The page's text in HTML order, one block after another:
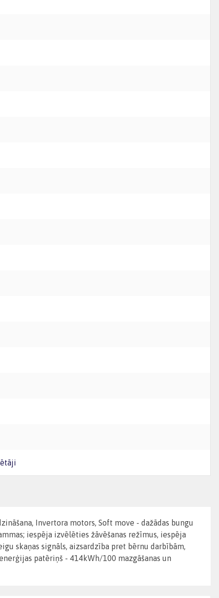
Invertora motors, Soft move - dažādas bungu
iespēja izvēlēties žāvēšanas režīmus, iespēja
skaņas signāls, aizsardzība pret bērnu darbībām,
patēriņš - 414kWh/100 mazgāšanas un